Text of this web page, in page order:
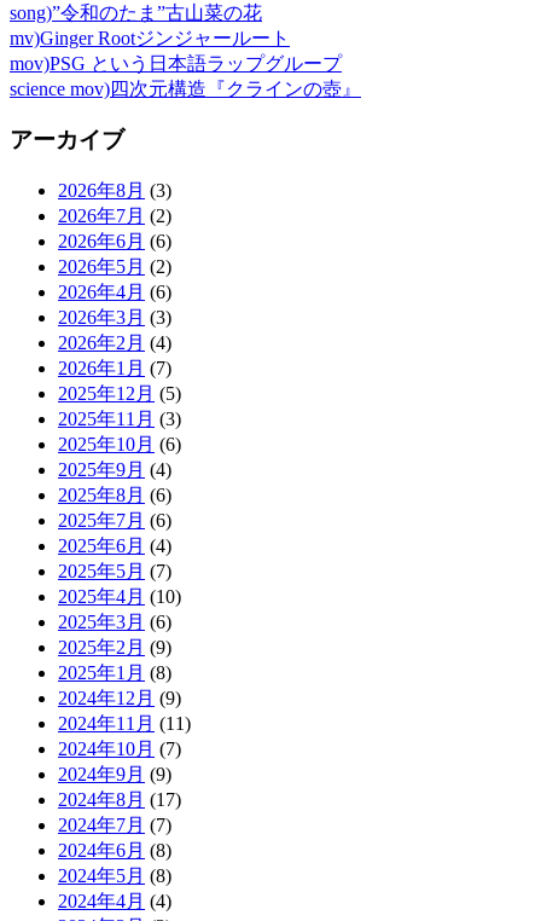
song)”令和のたま”古山菜の花
mv)Ginger Rootジンジャールート
mov)PSG という日本語ラップグループ
science mov)四次元構造『クラインの壺』
アーカイブ
2026年8月 (3)
2026年7月 (2)
2026年6月 (6)
2026年5月 (2)
2026年4月 (6)
2026年3月 (3)
2026年2月 (4)
2026年1月 (7)
2025年12月 (5)
2025年11月 (3)
2025年10月 (6)
2025年9月 (4)
2025年8月 (6)
2025年7月 (6)
2025年6月 (4)
2025年5月 (7)
2025年4月 (10)
2025年3月 (6)
2025年2月 (9)
2025年1月 (8)
2024年12月 (9)
2024年11月 (11)
2024年10月 (7)
2024年9月 (9)
2024年8月 (17)
2024年7月 (7)
2024年6月 (8)
2024年5月 (8)
2024年4月 (4)